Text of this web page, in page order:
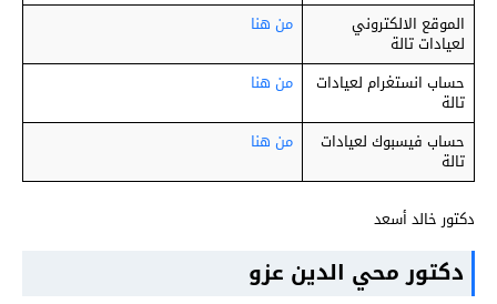
الموقع الالكتروني
لعيادات تالة
من هنا
حساب انستغرام لعيادات
تالة
من هنا
حساب فيسبوك لعيادات
تالة
من هنا
دكتور خالد أسعد
دكتور محي الدين عزو